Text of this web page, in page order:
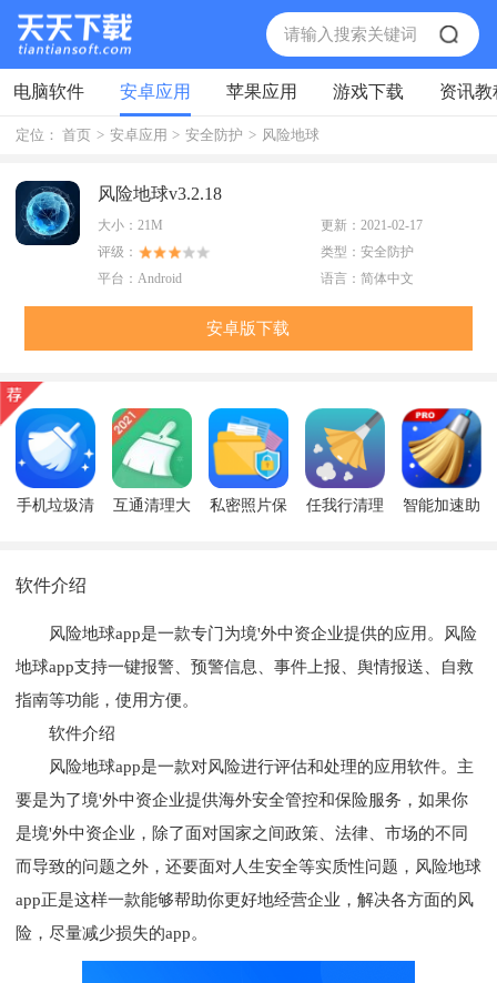
电脑软件 安卓应用 苹果应用 游戏下载 资讯教
定位： 首页 > 安卓应用 > 安全防护 > 风险地球
风险地球v3.2.18
大小： 21M 更新： 2021-02-17
评级：
类型： 安全防护
平台： Android 语言： 简体中文
安卓版下载
手机垃圾清
互通清理大
私密照片保
任我行清理
智能加速助
软件介绍
风险地球app是一款专门为境'外中资企业提供的应用。风险
地球app支持一键报警、预警信息、事件上报、舆情报送、自救
指南等功能，使用方便。
软件介绍
风险地球app是一款对风险进行评估和处理的应用软件。主
要是为了境'外中资企业提供海外安全管控和保险服务，如果你
是境'外中资企业，除了面对国家之间政策、法律、市场的不同
而导致的问题之外，还要面对人生安全等实质性问题，风险地球
app正是这样一款能够帮助你更好地经营企业，解决各方面的风
险，尽量减少损失的app。